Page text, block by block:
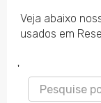
Veja abaixo
usados em
'